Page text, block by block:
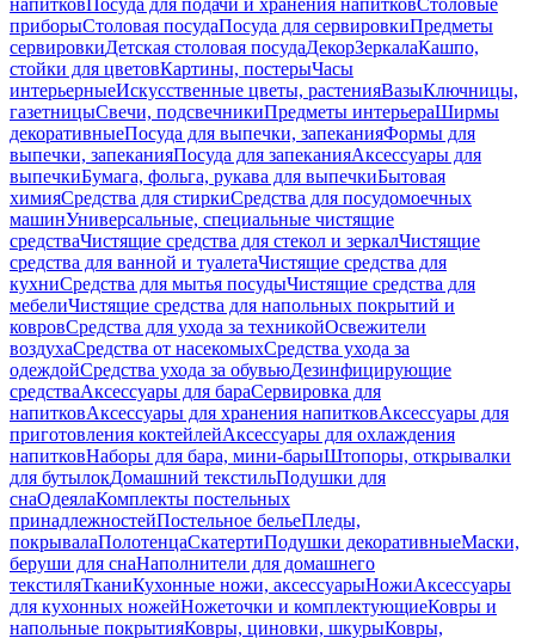
напитковПосуда для подачи и хранения напитковСтоловые
приборыСтоловая посудаПосуда для сервировкиПредметы
сервировкиДетская столовая посудаДекорЗеркалаКашпо,
стойки для цветовКартины, постерыЧасы
интерьерныеИскусственные цветы, растенияВазыКлючницы,
газетницыСвечи, подсвечникиПредметы интерьераШирмы
декоративныеПосуда для выпечки, запеканияФормы для
выпечки, запеканияПосуда для запеканияАксессуары для
выпечкиБумага, фольга, рукава для выпечкиБытовая
химияСредства для стиркиСредства для посудомоечных
машинУниверсальные, специальные чистящие
средстваЧистящие средства для стекол и зеркалЧистящие
средства для ванной и туалетаЧистящие средства для
кухниСредства для мытья посудыЧистящие средства для
мебелиЧистящие средства для напольных покрытий и
ковровСредства для ухода за техникойОсвежители
воздухаСредства от насекомыхСредства ухода за
одеждойСредства ухода за обувьюДезинфицирующие
средстваАксессуары для бараСервировка для
напитковАксессуары для хранения напитковАксессуары для
приготовления коктейлейАксессуары для охлаждения
напитковНаборы для бара, мини-барыШтопоры, открывалки
для бутылокДомашний текстильПодушки для
снаОдеялаКомплекты постельных
принадлежностейПостельное бельеПледы,
покрывалаПолотенцаСкатертиПодушки декоративныеМаски,
беруши для снаНаполнители для домашнего
текстиляТканиКухонные ножи, аксессуарыНожиАксессуары
для кухонных ножейНожеточки и комплектующиеКовры и
напольные покрытияКовры, циновки, шкурыКовры,